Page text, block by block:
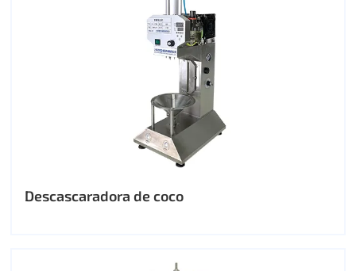
Descascaradora de coco